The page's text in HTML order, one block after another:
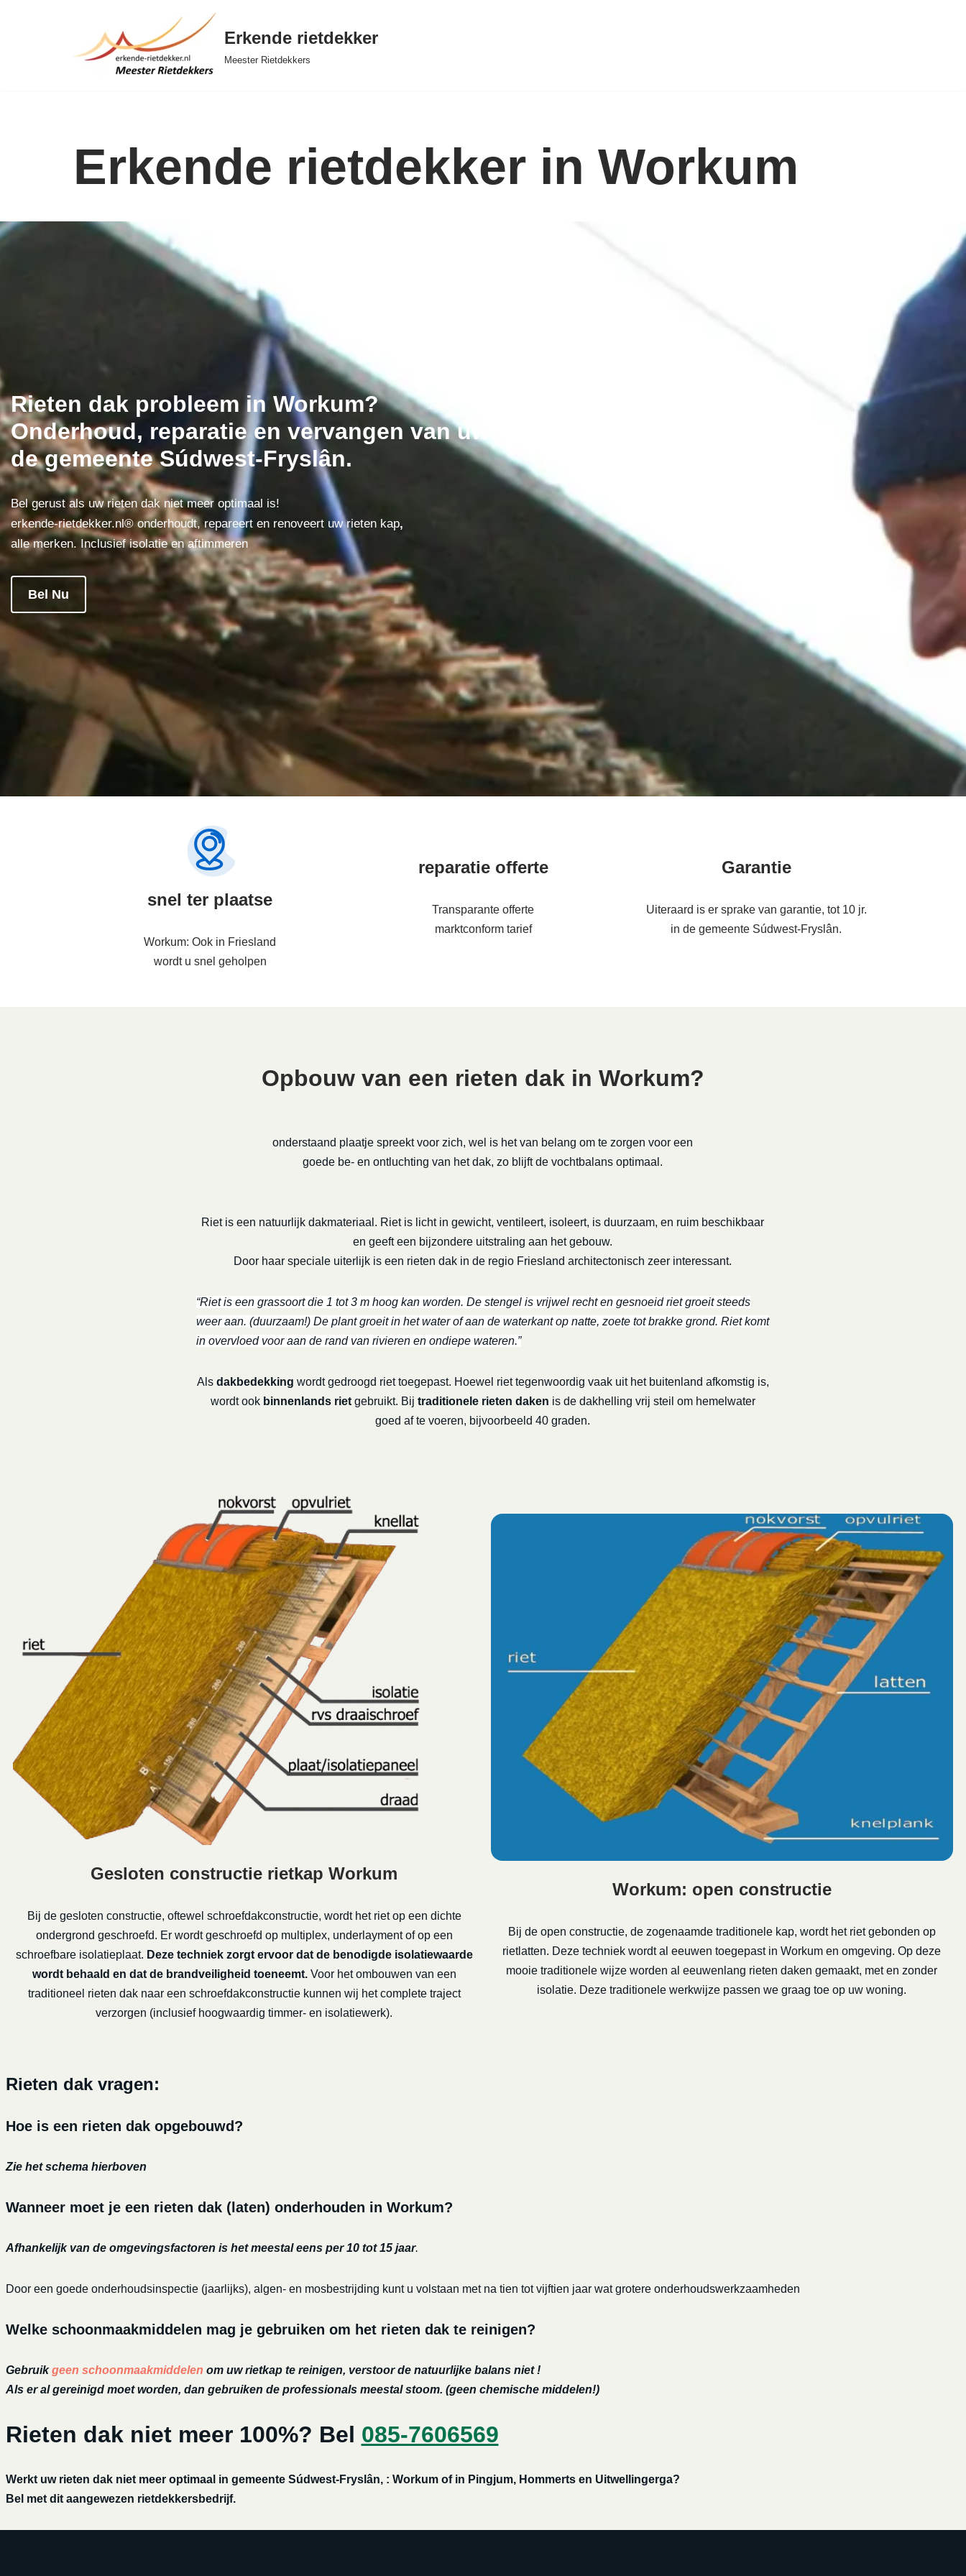
Erkende rietdekker
Meester Rietdekkers
Erkende rietdekker in Workum
Rieten dak probleem in Workum?
Onderhoud, reparatie en vervangen van uw riet dak in
de gemeente Súdwest-Fryslân.
Bel gerust als uw rieten dak niet meer optimaal is!
erkende-rietdekker.nl® onderhoudt, repareert en renoveert uw rieten kap,
alle merken. Inclusief isolatie en aftimmeren
Bel Nu
snel ter plaatse
Workum: Ook in Friesland
wordt u snel geholpen
reparatie offerte
Transparante offerte
marktconform tarief
Garantie
Uiteraard is er sprake van garantie, tot 10 jr.
in de gemeente Súdwest-Fryslân.
Opbouw van een rieten dak in Workum?
onderstaand plaatje spreekt voor zich, wel is het van belang om te zorgen voor een
goede be- en ontluchting van het dak, zo blijft de vochtbalans optimaal.
Riet is een natuurlijk dakmateriaal. Riet is licht in gewicht, ventileert, isoleert, is duurzaam, en ruim beschikbaar
en geeft een bijzondere uitstraling aan het gebouw.
Door haar speciale uiterlijk is een rieten dak in de regio Friesland architectonisch zeer interessant.
“Riet is een grassoort die 1 tot 3 m hoog kan worden. De stengel is vrijwel recht en gesnoeid riet groeit steeds
weer aan. (duurzaam!) De plant groeit in het water of aan de waterkant op natte, zoete tot brakke grond. Riet komt
in overvloed voor aan de rand van rivieren en ondiepe wateren.”
Als dakbedekking wordt gedroogd riet toegepast. Hoewel riet tegenwoordig vaak uit het buitenland afkomstig is,
wordt ook binnenlands rietgebruikt. Bij traditionele rieten daken is de dakhelling vrij steil om hemelwater
goed af te voeren, bijvoorbeeld 40 graden.
Gesloten constructie rietkap Workum
Bij de gesloten constructie, oftewel schroefdakconstructie, wordt het riet op een dichte
ondergrond geschroefd. Er wordt geschroefd op multiplex, underlayment of op een
schroefbare isolatieplaat. Deze techniek zorgt ervoor dat de benodigde isolatiewaarde
wordt behaald en dat de brandveiligheid toeneemt.Voor het ombouwen van een
traditioneel rieten dak naar een schroefdakconstructie kunnen wij het complete traject
verzorgen (inclusief hoogwaardig timmer- en isolatiewerk).
Workum: open constructie
Bij de open constructie, de zogenaamde traditionele kap, wordt het riet gebonden op
rietlatten. Deze techniek wordt al eeuwen toegepast in Workum en omgeving. Op deze
mooie traditionele wijze worden al eeuwenlang rieten daken gemaakt, met en zonder
isolatie. Deze traditionele werkwijze passen we graag toe op uw woning.
Rieten dak vragen:
Hoe is een rieten dak opgebouwd?
Zie het schema hierboven
Wanneer moet je een rieten dak (laten) onderhouden in Workum?
Afhankelijk van de omgevingsfactoren is het meestal eens per 10 tot 15 jaar.
Door een goede onderhoudsinspectie (jaarlijks), algen- en mosbestrijding kunt u volstaan met na tien tot vijftien jaar wat grotere onderhoudswerkzaamheden
Welke schoonmaakmiddelen mag je gebruiken om het rieten dak te reinigen?
Gebruikgeen schoonmaakmiddelen om uw rietkap te reinigen, verstoor de natuurlijke balans niet !
Als er al gereinigd moet worden, dan gebruiken de professionals meestal stoom. (geen chemische middelen!)
Rieten dak niet meer 100%? Bel 085-7606569
Werkt uw rieten dak niet meer optimaal in gemeente Súdwest-Fryslân, : Workum of in Pingjum, Hommerts en Uitwellingerga?
Bel met dit aangewezen rietdekkersbedrijf.